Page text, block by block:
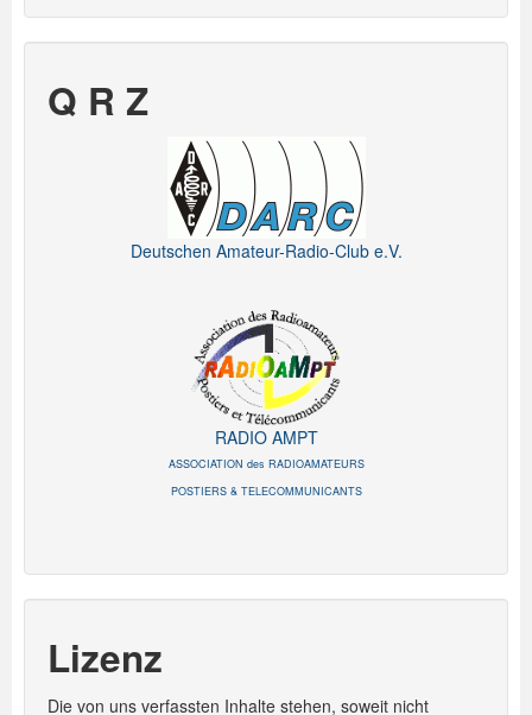
Q R Z
Deutschen Amateur-Radio-Club e.V.
RADIO AMPT
ASSOCIATION des RADIOAMATEURS
POSTIERS & TELECOMMUNICANTS
Lizenz
Die von uns verfassten Inhalte stehen, soweit nicht